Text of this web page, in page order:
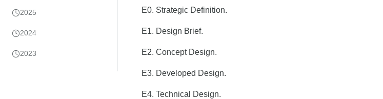
2025
2024
2023
E0. Strategic Definition.
E1. Design Brief.
E2. Concept Design.
E3. Developed Design.
E4. Technical Design.